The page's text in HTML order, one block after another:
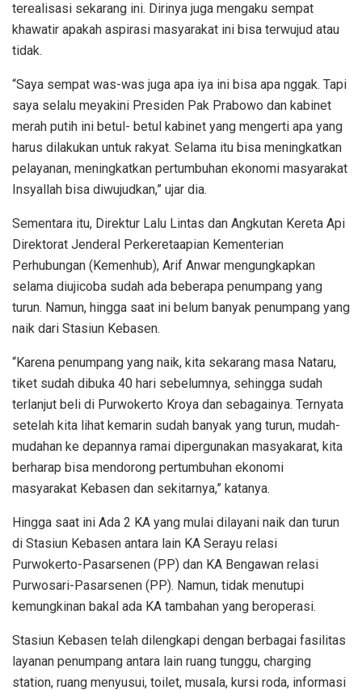
terealisasi sekarang ini. Dirinya juga mengaku sempat
khawatir apakah aspirasi masyarakat ini bisa terwujud atau
tidak.
“Saya sempat was-was juga apa iya ini bisa apa nggak. Tapi
saya selalu meyakini Presiden Pak Prabowo dan kabinet
merah putih ini betul- betul kabinet yang mengerti apa yang
harus dilakukan untuk rakyat. Selama itu bisa meningkatkan
pelayanan, meningkatkan pertumbuhan ekonomi masyarakat
Insyallah bisa diwujudkan,” ujar dia.
Sementara itu, Direktur Lalu Lintas dan Angkutan Kereta Api
Direktorat Jenderal Perkeretaapian Kementerian
Perhubungan (Kemenhub), Arif Anwar mengungkapkan
selama diujicoba sudah ada beberapa penumpang yang
turun. Namun, hingga saat ini belum banyak penumpang yang
naik dari Stasiun Kebasen.
“Karena penumpang yang naik, kita sekarang masa Nataru,
tiket sudah dibuka 40 hari sebelumnya, sehingga sudah
terlanjut beli di Purwokerto Kroya dan sebagainya. Ternyata
setelah kita lihat kemarin sudah banyak yang turun, mudah-
mudahan ke depannya ramai dipergunakan masyakarat, kita
berharap bisa mendorong pertumbuhan ekonomi
masyarakat Kebasen dan sekitarnya,” katanya.
Hingga saat ini Ada 2 KA yang mulai dilayani naik dan turun
di Stasiun Kebasen antara lain KA Serayu relasi
Purwokerto-Pasarsenen (PP) dan KA Bengawan relasi
Purwosari-Pasarsenen (PP). Namun, tidak menutupi
kemungkinan bakal ada KA tambahan yang beroperasi.
Stasiun Kebasen telah dilengkapi dengan berbagai fasilitas
layanan penumpang antara lain ruang tunggu, charging
station, ruang menyusui, toilet, musala, kursi roda, informasi